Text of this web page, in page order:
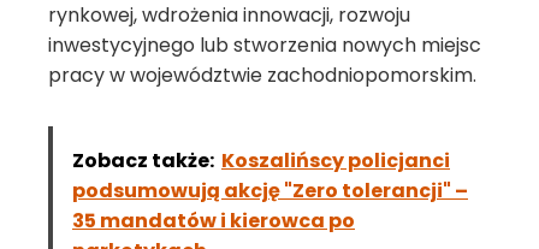
rynkowej, wdrożenia innowacji, rozwoju
inwestycyjnego lub stworzenia nowych miejsc
pracy w województwie zachodniopomorskim.
Zobacz także: Koszalińscy policjanci
podsumowują akcję "Zero tolerancji" –
35 mandatów i kierowca po